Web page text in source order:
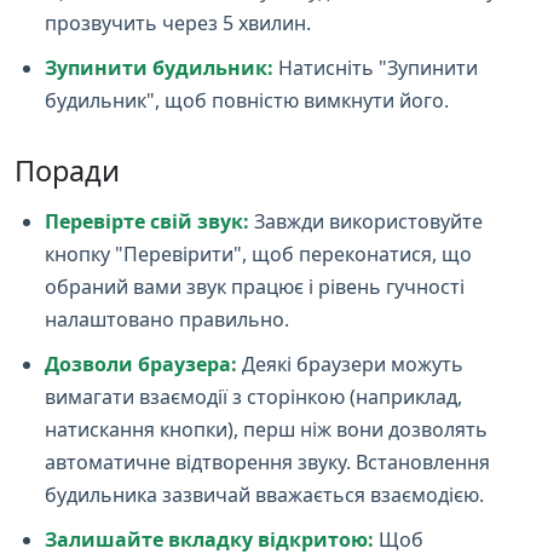
прозвучить через 5 хвилин.
Зупинити будильник: Натисніть "Зупинити
будильник", щоб повністю вимкнути його.
Поради
Перевірте свій звук: Завжди використовуйте
кнопку "Перевірити", щоб переконатися, що
обраний вами звук працює і рівень гучності
налаштовано правильно.
Дозволи браузера: Деякі браузери можуть
вимагати взаємодії з сторінкою (наприклад,
натискання кнопки), перш ніж вони дозволять
автоматичне відтворення звуку. Встановлення
будильника зазвичай вважається взаємодією.
Залишайте вкладку відкритою: Щоб